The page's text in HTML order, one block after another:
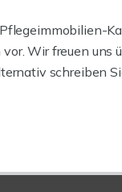
Wir freuen uns
schreiben